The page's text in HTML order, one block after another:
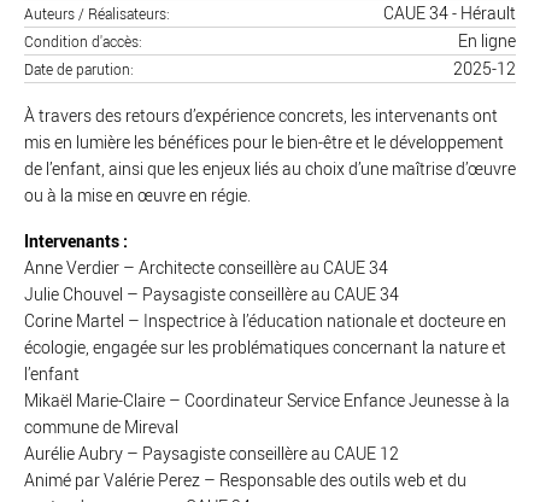
Auteurs / Réalisateurs CAUE 34 - Hérault
Condition d'accès En ligne
Date de parution 2025-12
À travers des retours d’expérience concrets, les intervenants ont
mis en lumière les bénéfices pour le bien-être et le développement
de l’enfant, ainsi que les enjeux liés au choix d’une maîtrise d’œuvre
ou à la mise en œuvre en régie.
Intervenants :
Anne Verdier – Architecte conseillère au CAUE 34
Julie Chouvel – Paysagiste conseillère au CAUE 34
Corine Martel – Inspectrice à l’éducation nationale et docteure en
écologie, engagée sur les problématiques concernant la nature et
l’enfant
Mikaël Marie-Claire – Coordinateur Service Enfance Jeunesse à la
commune de Mireval
Aurélie Aubry – Paysagiste conseillère au CAUE 12
Animé par Valérie Perez – Responsable des outils web et du